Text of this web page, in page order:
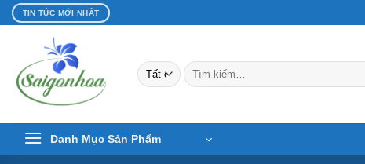
Bỏ
qua
dung
TIN TỨC MỚI NHẤT
Tìm
kiếm:
Danh Mục Sản Phẩm